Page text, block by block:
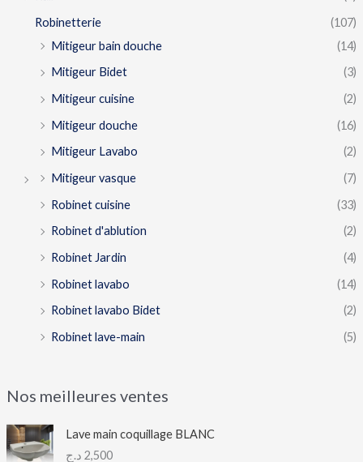
Robinetterie
(107)
Mitigeur bain douche
(14)
Mitigeur Bidet
(3)
Mitigeur cuisine
(2)
Mitigeur douche
(16)
Mitigeur Lavabo
(2)
Mitigeur vasque
(7)
Robinet cuisine
(33)
Robinet d'ablution
(2)
Robinet Jardin
(4)
Robinet lavabo
(14)
Robinet lavabo Bidet
(2)
Robinet lave-main
(5)
Nos meilleures ventes
Lave main coquillage BLANC
2,500 د.ج